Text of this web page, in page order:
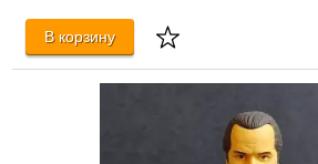
В корзину